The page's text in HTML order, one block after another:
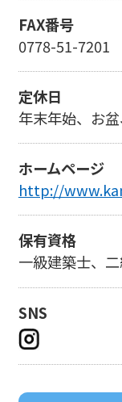
FAX番号
0778-51-7201
定休日
年末年始、お
ホームページ
http://
保有資格
一級建築士、
SNS